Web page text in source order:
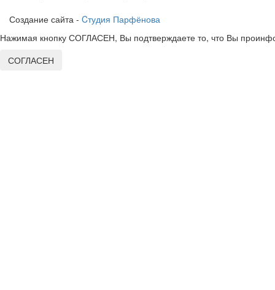
Создание сайта - Cтудия Парфёнова
Нажимая кнопку СОГЛАСЕН, Вы подтверждаете то, что Вы
СОГЛАСЕН